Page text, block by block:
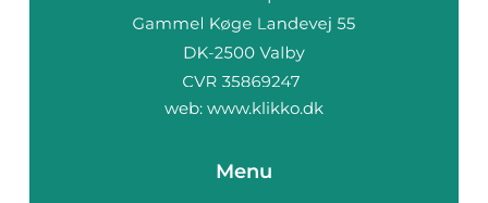
web: www.klikko.dk
Menu